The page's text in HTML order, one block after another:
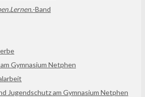
-Band
Gymnasium Netphen
Jugendschutz am Gymnasium Netphen